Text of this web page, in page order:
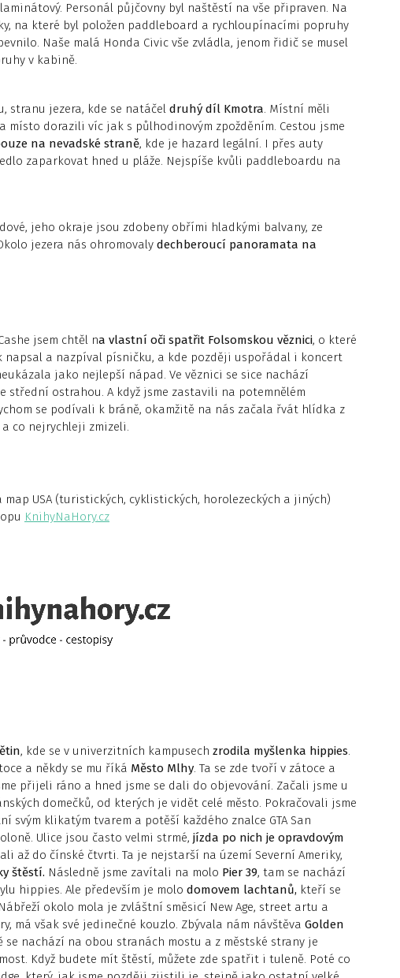
Personál půjčovny byl naštěstí na vše připraven. Na
na které byl položen paddleboard a rychloupínacími popruhy
Naše malá Honda Civic vše zvládla, jenom řidič se musel
v kabině.
stranu jezera, kde se natáčel druhý díl Kmotra. Místní měli
místo dorazili víc jak s půlhodinovým zpožděním. Cestou jsme
na nevadské straně, kde je hazard legální. I přes auty
zaparkovat hned u pláže. Nejspíše kvůli paddleboardu na
jeho okraje jsou zdobeny obřími hladkými balvany, ze
jezera nás ohromovaly dechberoucí panoramata na
jsem chtěl na vlastní oči spatřit Folsomskou věznici, o které
a nazpíval písničku, a kde později uspořádal i koncert
jako nejlepší nápad. Ve věznici se sice nachází
střední ostrahou. A když jsme zastavili na potemnělém
se podívali k bráně, okamžitě na nás začala řvát hlídka z
co nejrychleji zmizeli.
USA (turistických, cyklistických, horolezeckých a jiných)
KnihyNaHory.cz
, kde se v univerzitních kampusech zrodila myšlenka hippies.
a někdy se mu říká Město Mlhy. Ta se zde tvoří v zátoce a
přijeli ráno a hned jsme se dali do objevování. Začali jsme u
domečků, od kterých je vidět celé město. Pokračovali jsme
svým klikatým tvarem a potěší každého znalce GTA San
Ulice jsou často velmi strmé, jízda po nich je opravdovým
až do čínské čtvrti. Ta je nejstarší na území Severní Ameriky,
štěstí. Následně jsme zavítali na molo Pier 39, tam se nachází
hippies. Ale především je molo domovem lachtanů, kteří se
okolo mola je zvláštní směsicí New Age, street artu a
má však své jedinečné kouzlo. Zbývala nám návštěva Golden
se nachází na obou stranách mostu a z městské strany je
Když budete mít štěstí, můžete zde spatřit i tuleně. Poté co